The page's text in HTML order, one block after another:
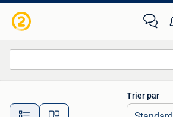
Toutes les distances…
Trier par